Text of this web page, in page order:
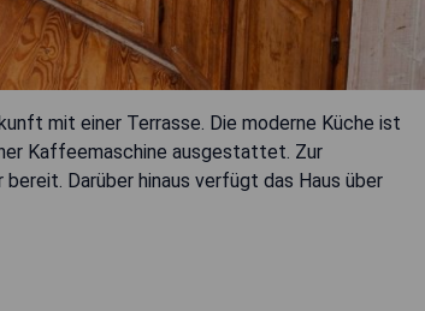
mit einer Terrasse. Die moderne Küche ist
Kaffeemaschine ausgestattet. Zur
Darüber hinaus verfügt das Haus über